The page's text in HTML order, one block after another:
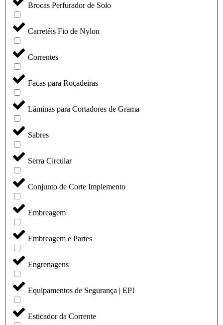
Brocas Perfurador de Solo
Carretéis Fio de Nylon
Correntes
Facas para Roçadeiras
Lâminas para Cortadores de Grama
Sabres
Serra Circular
Conjunto de Corte Implemento
Embreagem
Embreagem e Partes
Engrenagens
Equipamentos de Segurança | EPI
Esticador da Corrente